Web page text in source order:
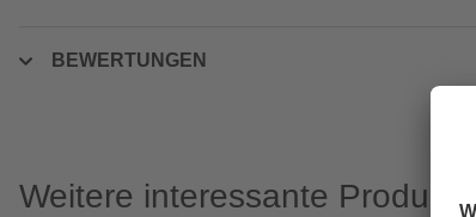
BEWERTUNGEN
Weitere interessante Produkte